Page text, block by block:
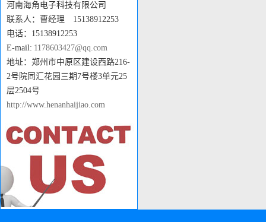
河南海角电子科技有限公司
联系人：曹经理 15138912253
电话：15138912253
E-mail: 1178603427@qq.com
地址：郑州市中原区建设西路216-
2号院同汇花园三期7号楼3单元25
层2504号
http://www.henanhaijiao.com